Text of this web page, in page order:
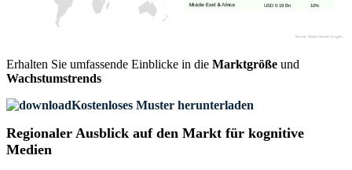
10%
USD 0.19 Bn
Erhalten Sie umfassende Einblicke in die Marktgröße und
Wachstumstrends
Kostenloses Muster herunterladen
Regionaler Ausblick auf den Markt für kognitive
Medien